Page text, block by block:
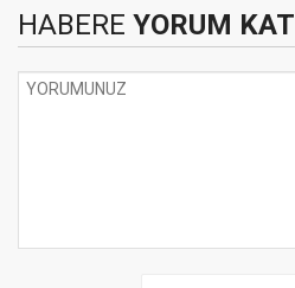
HABERE YORUM KAT